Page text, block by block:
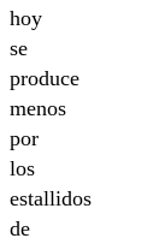
hoy
se
produce
menos
por
los
estallidos
de